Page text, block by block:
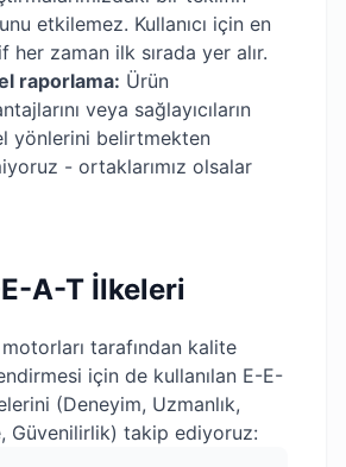
etkilemez. Kullanıcı için en
her zaman ilk sırada yer alır.
raporlama: Ürün
veya sağlayıcıların
yönlerini belirtmekten
- ortaklarımız olsalar
A-T İlkeleri
tarafından kalite
için de kullanılan E-E-
(Deneyim, Uzmanlık,
Güvenilirlik) takip ediyoruz: